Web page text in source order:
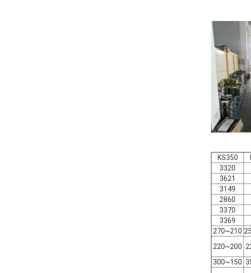
KS350
3320
3621
3149
2860
3370
3369
210~270
200~220
150~300